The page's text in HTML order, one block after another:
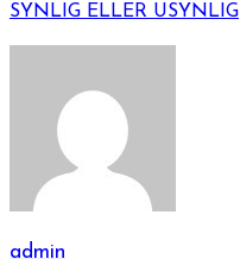
SYNLIG ELLER USYNLIG
admin